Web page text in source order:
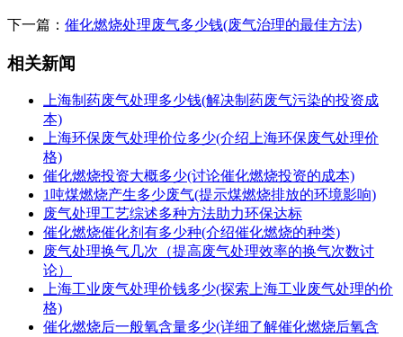
下一篇： 催化燃烧处理废气多少钱(废气治理的最佳方法)
相关新闻
上海制药废气处理多少钱(解决制药废气污染的投资成
本)
上海环保废气处理价位多少(介绍上海环保废气处理价
格)
催化燃烧投资大概多少(讨论催化燃烧投资的成本)
1吨煤燃烧产生多少废气(提示煤燃烧排放的环境影响)
废气处理工艺综述多种方法助力环保达标
催化燃烧催化剂有多少种(介绍催化燃烧的种类)
废气处理换气几次（提高废气处理效率的换气次数讨
论）
上海工业废气处理价钱多少(探索上海工业废气处理的价
格)
催化燃烧后一般氧含量多少(详细了解催化燃烧后氧含